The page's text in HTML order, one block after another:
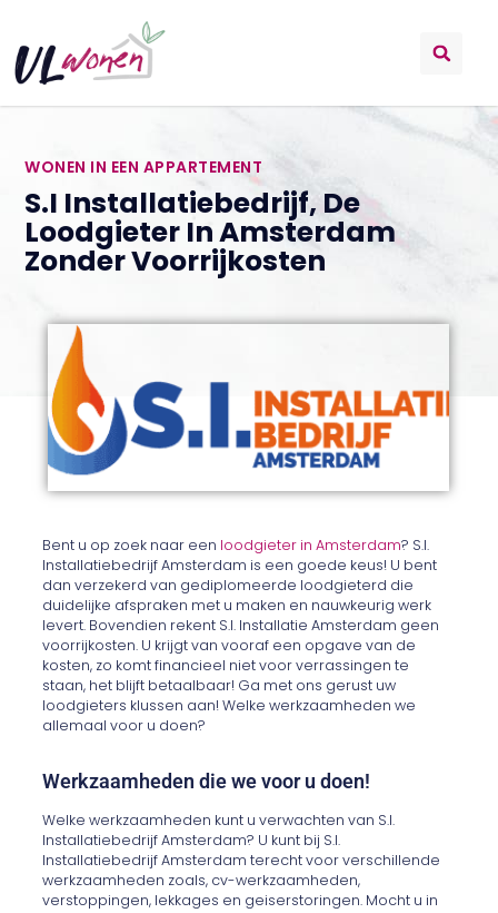
WONEN IN EEN APPARTEMENT
S.I Installatiebedrijf, De
Loodgieter In Amsterdam
Zonder Voorrijkosten
Bent u op zoek naar een loodgieter in Amsterdam? S.I.
Installatiebedrijf Amsterdam is een goede keus! U bent
dan verzekerd van gediplomeerde loodgieterd die
duidelijke afspraken met u maken en nauwkeurig werk
levert. Bovendien rekent S.I. Installatie Amsterdam geen
voorrijkosten. U krijgt van vooraf een opgave van de
kosten, zo komt financieel niet voor verrassingen te
staan, het blijft betaalbaar! Ga met ons gerust uw
loodgieters klussen aan! Welke werkzaamheden we
allemaal voor u doen?
Werkzaamheden die we voor u doen!
Welke werkzaamheden kunt u verwachten van S.I.
Installatiebedrijf Amsterdam? U kunt bij S.I.
Installatiebedrijf Amsterdam terecht voor verschillende
werkzaamheden zoals, cv-werkzaamheden,
verstoppingen, lekkages en geiserstoringen. Mocht u in